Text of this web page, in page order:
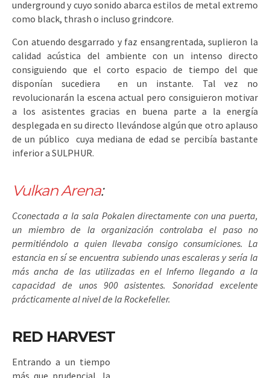
underground y cuyo sonido abarca estilos de metal extremo
como black, thrash o incluso grindcore.
Con atuendo desgarrado y faz ensangrentada, suplieron la
calidad acústica del ambiente con un intenso directo
consiguiendo que el corto espacio de tiempo del que
disponían sucediera en un instante. Tal vez no
revolucionarán la escena actual pero consiguieron motivar
a los asistentes gracias en buena parte a la energía
desplegada en su directo llevándose algún que otro aplauso
de un público cuya mediana de edad se percibía bastante
inferior a SULPHUR.
Vulkan Arena:
Cconectada a la sala Pokalen directamente con una puerta,
un miembro de la organización controlaba el paso no
permitiéndolo a quien llevaba consigo consumiciones. La
estancia en sí se encuentra subiendo unas escaleras y sería la
más ancha de las utilizadas en el Inferno llegando a la
capacidad de unos 900 asistentes. Sonoridad excelente
prácticamente al nivel de la Rockefeller.
RED HARVEST
Entrando a un tiempo
más que prudencial, la